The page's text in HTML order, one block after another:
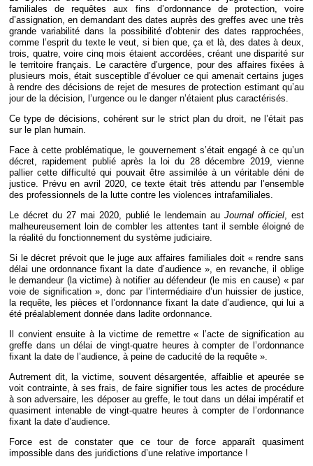
familiales de requêtes aux fins d’ordonnance de protection, voire
d’assignation, en demandant des dates auprès des greffes avec une très
grande variabilité dans la possibilité d’obtenir des dates rapprochées,
comme l’esprit du texte le veut, si bien que, ça et là, des dates à deux,
trois, quatre, voire cinq mois étaient accordées, créant une disparité sur
le territoire français. Le caractère d’urgence, pour des affaires fixées à
plusieurs mois, était susceptible d’évoluer ce qui amenait certains juges
à rendre des décisions de rejet de mesures de protection estimant qu’au
jour de la décision, l’urgence ou le danger n’étaient plus caractérisés.
Ce type de décisions, cohérent sur le strict plan du droit, ne l’était pas
sur le plan humain.
Face à cette problématique, le gouvernement s’était engagé à ce qu’un
décret, rapidement publié après la loi du 28 décembre 2019, vienne
pallier cette difficulté qui pouvait être assimilée à un véritable déni de
justice. Prévu en avril 2020, ce texte était très attendu par l’ensemble
des professionnels de la lutte contre les violences intrafamiliales.
Le décret du 27 mai 2020, publié le lendemain au Journal officiel, est
malheureusement loin de combler les attentes tant il semble éloigné de
la réalité du fonctionnement du système judiciaire.
Si le décret prévoit que le juge aux affaires familiales doit « rendre sans
délai une ordonnance fixant la date d’audience », en revanche, il oblige
le demandeur (la victime) à notifier au défendeur (le mis en cause) « par
voie de signification », donc par l’intermédiaire d’un huissier de justice,
la requête, les pièces et l’ordonnance fixant la date d’audience, qui lui a
été préalablement donnée dans ladite ordonnance.
Il convient ensuite à la victime de remettre « l’acte de signification au
greffe dans un délai de vingt-quatre heures à compter de l’ordonnance
fixant la date de l’audience, à peine de caducité de la requête ».
Autrement dit, la victime, souvent désargentée, affaiblie et apeurée se
voit contrainte, à ses frais, de faire signifier tous les actes de procédure
à son adversaire, les déposer au greffe, le tout dans un délai impératif et
quasiment intenable de vingt-quatre heures à compter de l’ordonnance
fixant la date d’audience.
Force est de constater que ce tour de force apparaît quasiment
impossible dans des juridictions d’une relative importance !